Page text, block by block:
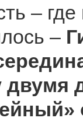
–
–
двумя